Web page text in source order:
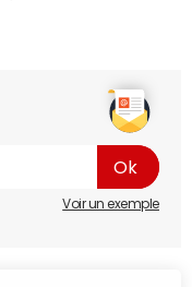
Voir un exemple